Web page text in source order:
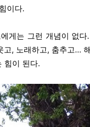
이다.
게는 그런 개념이 없
, 노래하고, 춤추고…
힘이 된다.